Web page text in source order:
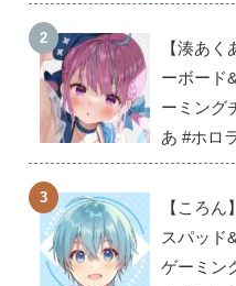
【湊あ
ーボード
ーミング
あ #ホロ
【ころ
スパッド
ゲーミン